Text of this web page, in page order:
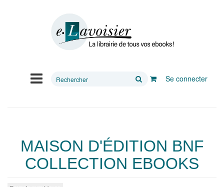
Rechercher
Se connecter
MAISON D'ÉDITION BNF
COLLECTION EBOOKS